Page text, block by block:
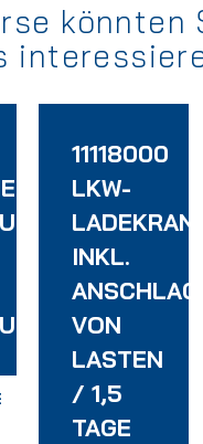
könnten
11118000
LKW-
INKL.
VON
LASTEN
/ 1,5
TAGE